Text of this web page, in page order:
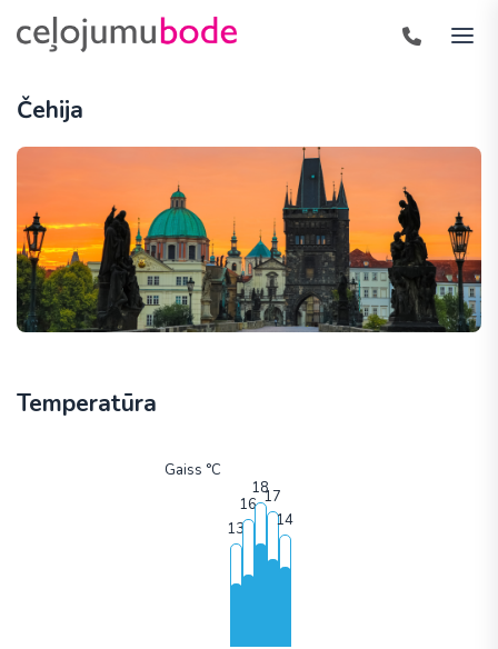
Čehija
Temperatūra
Gaiss °C